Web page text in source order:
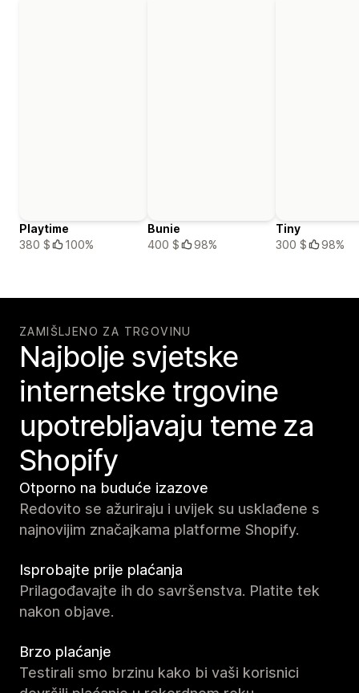
Playtime
380 $
100%
Bunie
400 $
98%
Tiny
300 $
98%
ZAMIŠLJENO ZA TRGOVINU
Najbolje svjetske
internetske trgovine
upotrebljavaju teme za
Shopify
Otporno na buduće izazove
Redovito se ažuriraju i uvijek su usklađene s
najnovijim značajkama platforme Shopify.
Isprobajte prije plaćanja
Prilagođavajte ih do savršenstva. Platite tek
nakon objave.
Brzo plaćanje
Testirali smo brzinu kako bi vaši korisnici